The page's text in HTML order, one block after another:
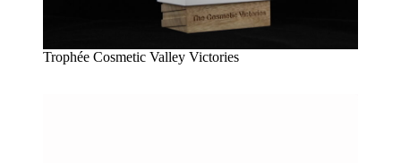
Trophée Cosmetic Valley Victories